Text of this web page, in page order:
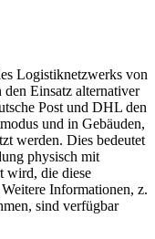
Logistiknetzwerks von
Einsatz alternativer
Post und DHL den
und in Gebäuden,
werden. Dies bedeutet
physisch mit
wird, die diese
Informationen, z.
sind verfügbar